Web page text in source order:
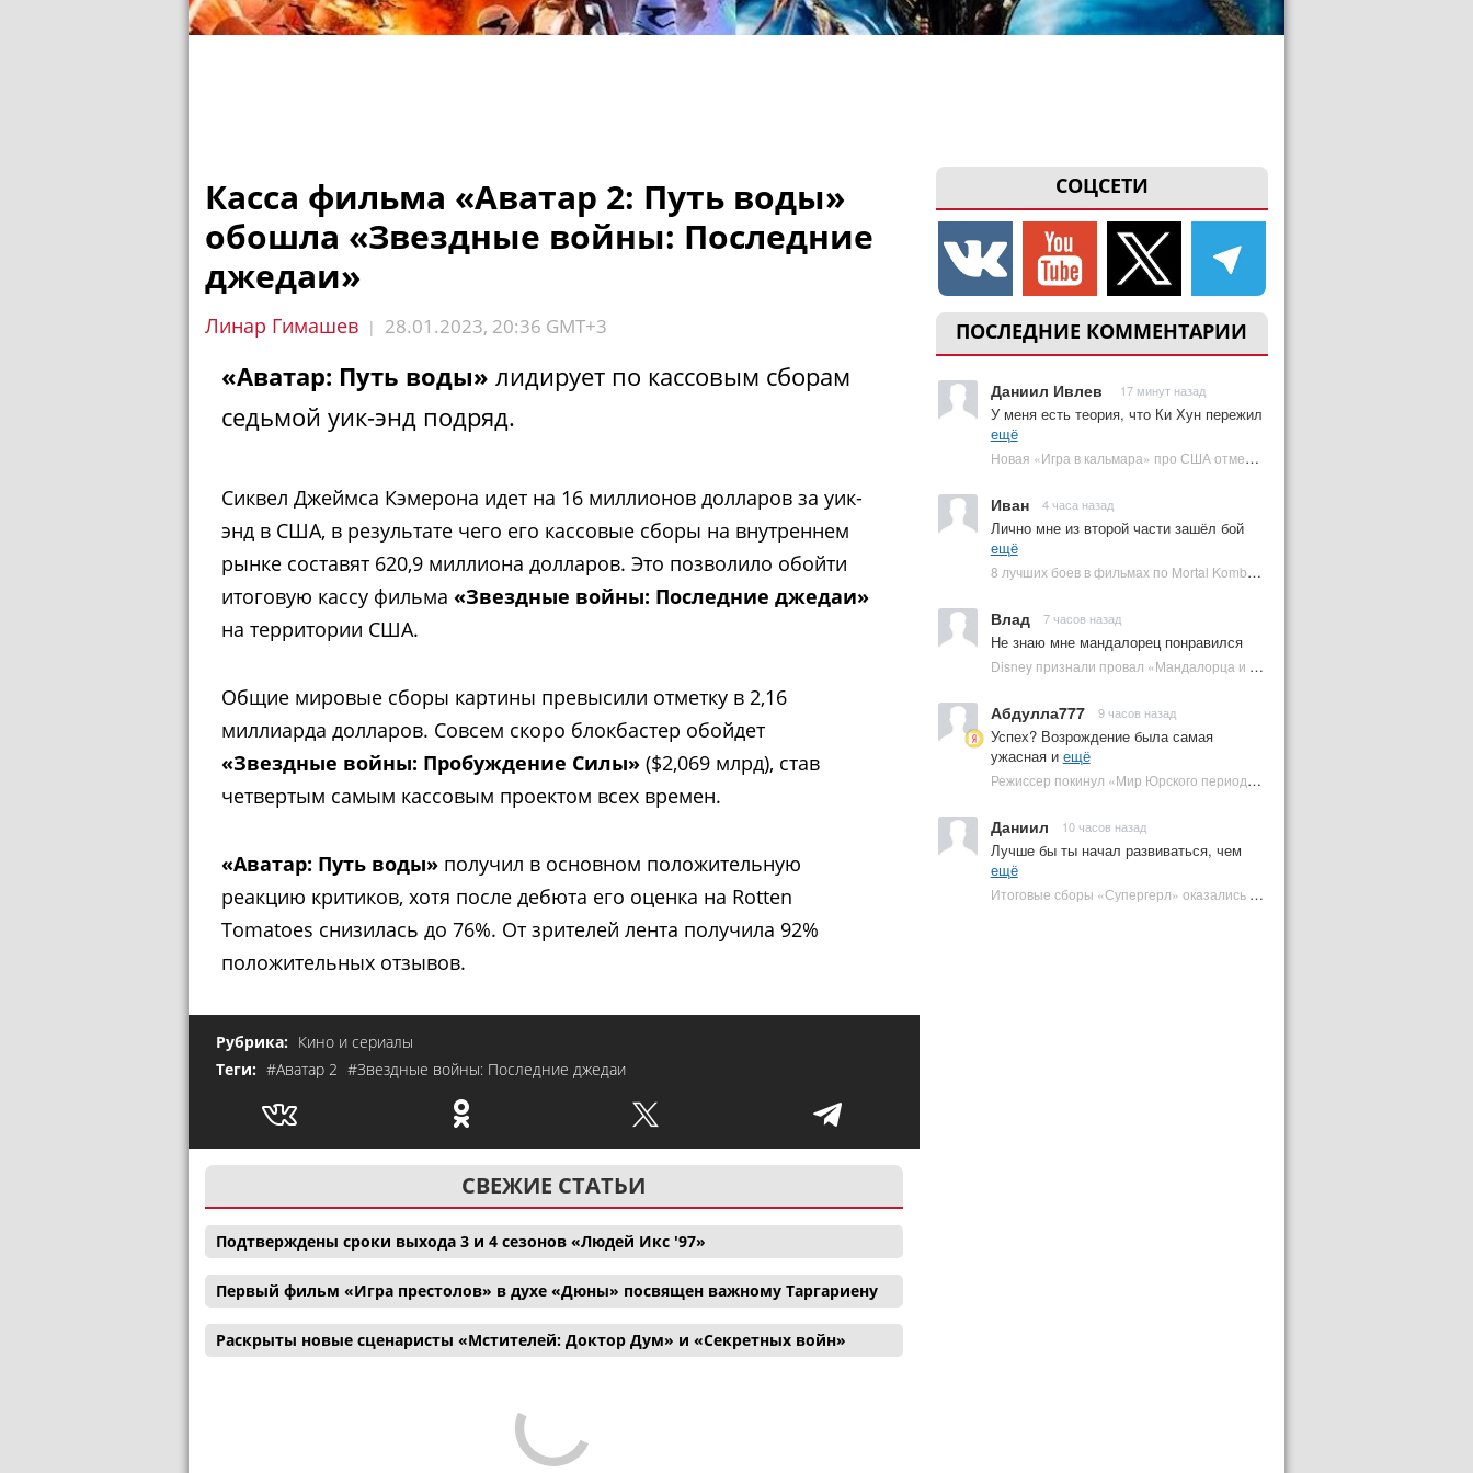
СОЦСЕТИ
ПОСЛЕДНИЕ КОММЕНТАРИИ
Даниил Ивлев 17 минут назад
У меня есть теория, что Ки Хун пережил
ещё
Новая «Игра в кальмара» про США отменена | Plugged In Ru
Иван 4 часа назад
Лично мне из второй части зашёл бой
ещё
8 лучших боев в фильмах по Mortal Kombat: от «Смертельной битвы» до «Мортал Комбат 2» | Plugged In Ru
Влад 7 часов назад
Не знаю мне мандалорец понравился
Disney признали провал «Мандалорца и Грогу» и еще одной новинки | Plugged In Ru
Абдулла777 9 часов назад
Успех? Возрождение была самая
ужасная и ещё
Режиссер покинул «Мир Юрского периода 5» | Plugged In Ru
Даниил 10 часов назад
Лучше бы ты начал развиваться, чем
ещё
Итоговые сборы «Супергерл» оказались худшими для DC за два десятилетия | Plugged In Ru
Касса фильма «Аватар 2: Путь воды»
обошла «Звездные войны: Последние
джедаи»
Линар Гимашев | 28.01.2023, 20:36 GMT+3
«Аватар: Путь воды» лидирует по кассовым сборам
седьмой уик-энд подряд.
Сиквел Джеймса Кэмерона идет на 16 миллионов долларов за уик-
энд в США, в результате чего его кассовые сборы на внутреннем
рынке составят 620,9 миллиона долларов. Это позволило обойти
итоговую кассу фильма «Звездные войны: Последние джедаи»
на территории США.
Общие мировые сборы картины превысили отметку в 2,16
миллиарда долларов. Совсем скоро блокбастер обойдет
«Звездные войны: Пробуждение Силы» ($2,069 млрд), став
четвертым самым кассовым проектом всех времен.
«Аватар: Путь воды» получил в основном положительную
реакцию критиков, хотя после дебюта его оценка на Rotten
Tomatoes снизилась до 76%. От зрителей лента получила 92%
положительных отзывов.
Рубрика: Кино и сериалы
Теги: #Аватар 2 #Звездные войны: Последние джедаи
СВЕЖИЕ СТАТЬИ
Подтверждены сроки выхода 3 и 4 сезонов «Людей Икс '97»
Первый фильм «Игра престолов» в духе «Дюны» посвящен важному Таргариену
Раскрыты новые сценаристы «Мстителей: Доктор Дум» и «Секретных войн»